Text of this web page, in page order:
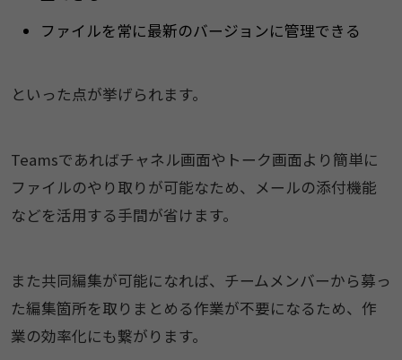
ファイルを常に最新のバージョンに管理できる
といった点が挙げられます。
Teamsであればチャネル画面やトーク画面より簡単に
ファイルのやり取りが可能なため、メールの添付機能
などを活用する手間が省けます。
また共同編集が可能になれば、チームメンバーから募っ
た編集箇所を取りまとめる作業が不要になるため、作
業の効率化にも繋がります。